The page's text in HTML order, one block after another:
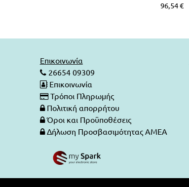
96,54€
Επικοινωνία
26654 09309
Επικοινωνία
Τρόποι Πληρωμής
Πολιτική απορρήτου
Όροι και Προϋποθέσεις
Δήλωση Προσβασιμότητας ΑΜΕΑ